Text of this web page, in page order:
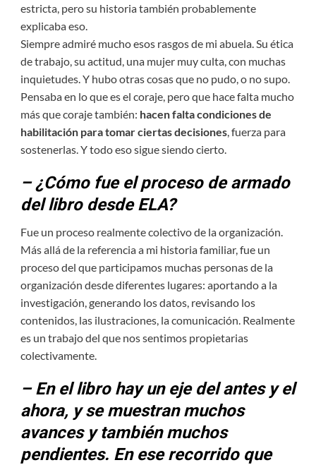
estricta, pero su historia también probablemente
explicaba eso.
Siempre admiré mucho esos rasgos de mi abuela. Su ética
de trabajo, su actitud, una mujer muy culta, con muchas
inquietudes. Y hubo otras cosas que no pudo, o no supo.
Pensaba en lo que es el coraje, pero que hace falta mucho
más que coraje también: hacen falta condiciones de
habilitación para tomar ciertas decisiones, fuerza para
sostenerlas. Y todo eso sigue siendo cierto.
– ¿Cómo fue el proceso de armado
del libro desde ELA?
Fue un proceso realmente colectivo de la organización.
Más allá de la referencia a mi historia familiar, fue un
proceso del que participamos muchas personas de la
organización desde diferentes lugares: aportando a la
investigación, generando los datos, revisando los
contenidos, las ilustraciones, la comunicación. Realmente
es un trabajo del que nos sentimos propietarias
colectivamente.
– En el libro hay un eje del antes y el
ahora, y se muestran muchos
avances y también muchos
pendientes. En ese recorrido que